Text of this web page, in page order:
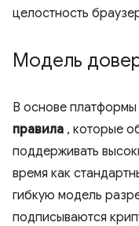
целостность
Модель
В основе платформы
правила , которые
поддерживать
время как
гибкую модель
подписываются